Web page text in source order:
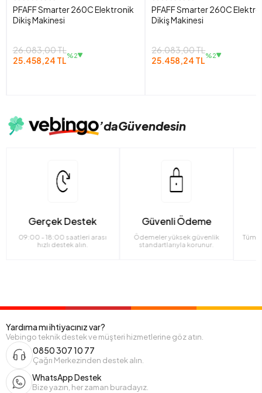
PFAFF Smarter 260C Elektronik
Dikiş Makinesi
26.083,00 TL
25.458,24 TL%2
PFAFF Smarter 260C
Dikiş Makinesi
26.083,00 TL
25.458,24 TL%2
’daGüvendesin
Gerçek Destek
09:00 - 18:00 saatleri arası
hızlı destek alın.
Güvenli Ödeme
Ödemeler yüksek güvenlik
standartlarıyla korunur.
Tüm
Yardıma mı ihtiyacınız var?
Vebingo teknik destek ve müşteri hizmetlerine göz atın.
0850 307 10 77
Çağrı Merkezinden destek alın.
WhatsApp Destek
Bize yazın, her zaman buradayız.